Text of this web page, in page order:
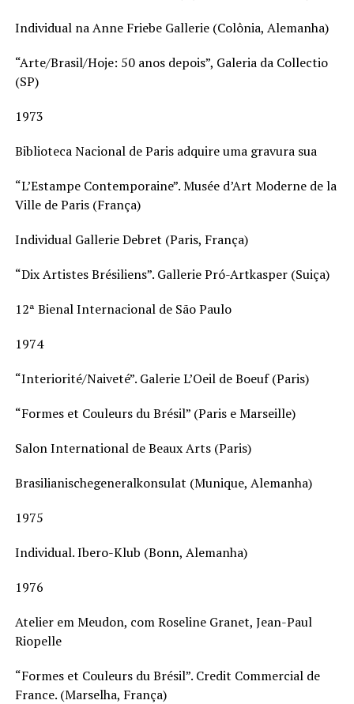
Individual na Anne Friebe Gallerie (Colônia, Alemanha)
“Arte/Brasil/Hoje: 50 anos depois”, Galeria da Collectio
(SP)
1973
Biblioteca Nacional de Paris adquire uma gravura sua
“L’Estampe Contemporaine”. Musée d’Art Moderne de la
Ville de Paris (França)
Individual Gallerie Debret (Paris, França)
“Dix Artistes Brésiliens”. Gallerie Pró-Artkasper (Suiça)
12ª Bienal Internacional de São Paulo
1974
“Interiorité/Naiveté”. Galerie L’Oeil de Boeuf (Paris)
“Formes et Couleurs du Brésil” (Paris e Marseille)
Salon International de Beaux Arts (Paris)
Brasilianischegeneralkonsulat (Munique, Alemanha)
1975
Individual. Ibero-Klub (Bonn, Alemanha)
1976
Atelier em Meudon, com Roseline Granet, Jean-Paul
Riopelle
“Formes et Couleurs du Brésil”. Credit Commercial de
France. (Marselha, França)